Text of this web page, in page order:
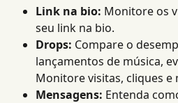
Link na bio: Monitore os
seu link na bio.
Drops: Compare o
lançamentos de música,
Monitore visitas, cliques e
Mensagens: Entenda